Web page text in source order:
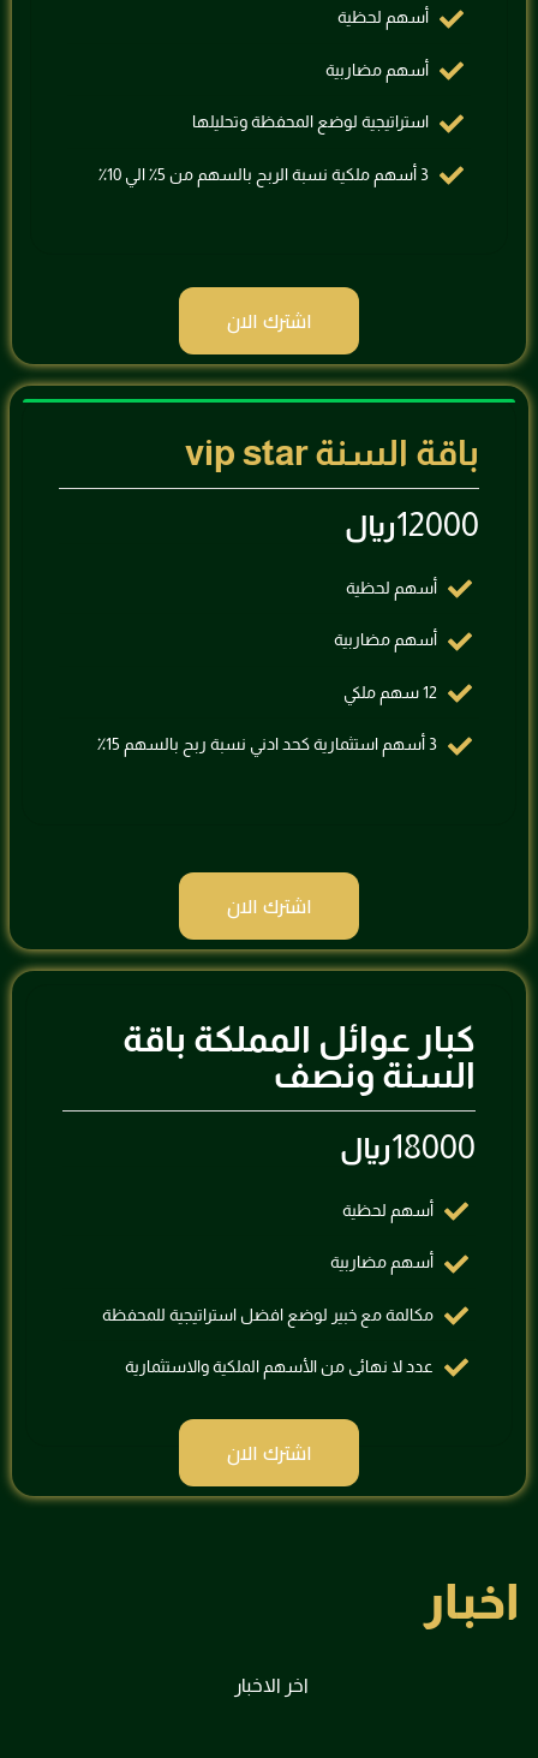
أسهم لحظية
⁠أسهم مضاربية
استراتيجية لوضع المحفظة وتحليلها
⁠3 أسهم ملكية نسبة الربح بالسهم من 5٪؜ الي 10٪؜
اشترك الان
باقة السنة vip star
12000ريال
أسهم لحظية
⁠أسهم مضاربية
⁠12 سهم ملكي
⁠3 أسهم استثمارية كحد ادني نسبة ربح بالسهم 15٪؜
اشترك الان
كبار عوائل المملكة باقة
السنة ونصف
18000ريال
أسهم لحظية
⁠أسهم مضاربية
مكالمة مع خبير لوضع افضل استراتيجية للمحفظة
⁠عدد لا نهائى من الأسهم الملكية والاستثمارية
اشترك الان
اخبار
اخر الاخبار